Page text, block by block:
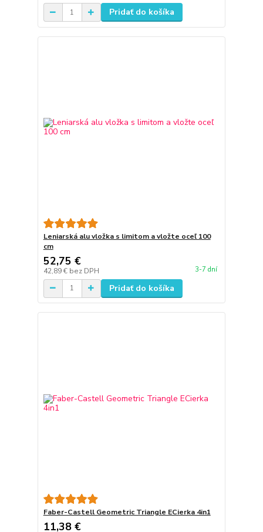
Pridať do košíka
Leniarská alu vložka s limitom a vložte oceľ 100
cm
52,75 €
42,89 € bez DPH 3-7 dní
Pridať do košíka
Faber-Castell Geometric Triangle ECierka 4in1
11,38 €